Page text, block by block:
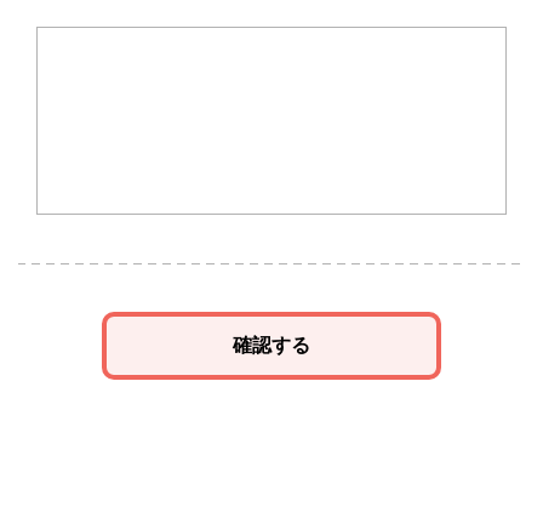
確認する